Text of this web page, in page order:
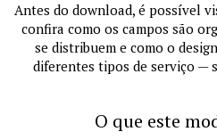
Antes do download, é possível
confira como os campos são
se distribuem e como o
diferentes tipos de serviço —
O que este